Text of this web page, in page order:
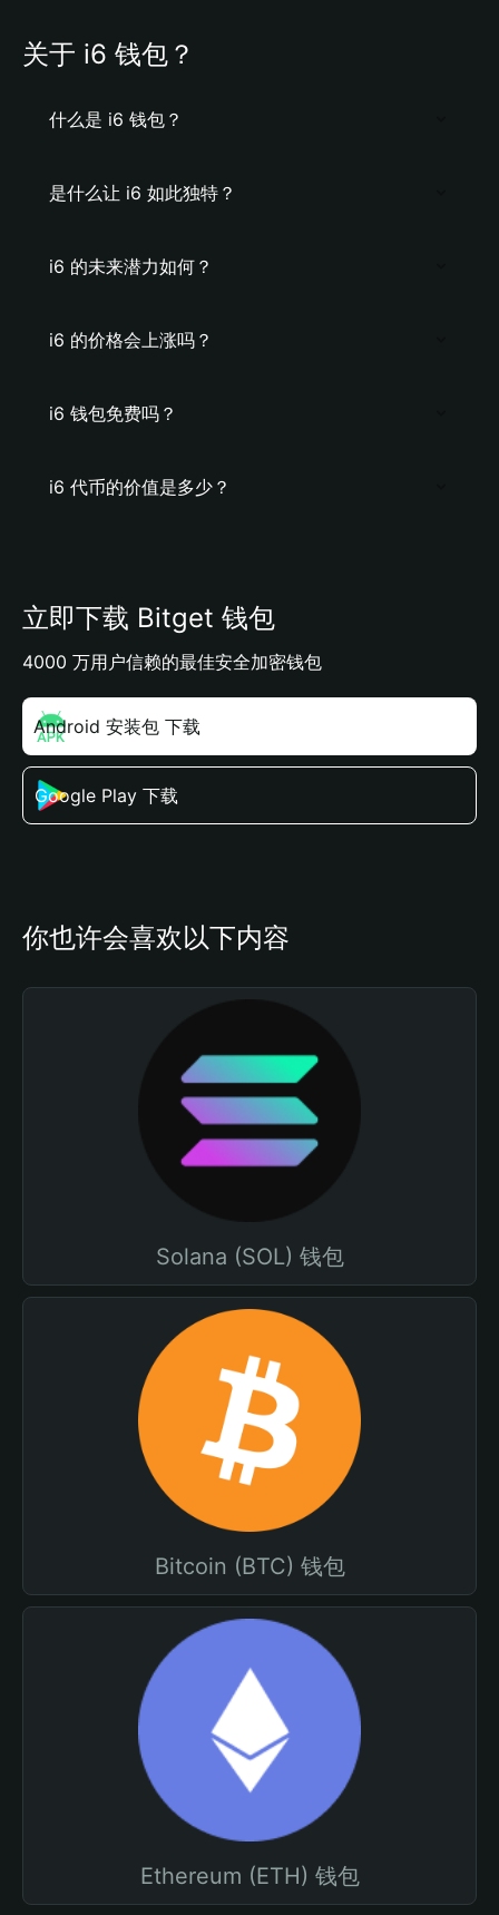
关于 i6 钱包？
什么是 i6 钱包？
是什么让 i6 如此独特？
i6 的未来潜力如何？
i6 的价格会上涨吗？
i6 钱包免费吗？
i6 代币的价值是多少？
立即下载 Bitget 钱包
4000 万用户信赖的最佳安全加密钱包
Android 安装包 下载
Google Play 下载
你也许会喜欢以下内容
Solana (SOL) 钱包
Bitcoin (BTC) 钱包
Ethereum (ETH) 钱包